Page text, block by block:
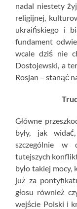
nadal niestety
religijnej,
ukraińskiego i
fundament
wcale dziś nie
Dostojewski, a
Rosjan – stanąć
Główne
były, jak
szczególnie w
tutejszych
było takiej mocy,
już za
głosu również
wejście Polski i